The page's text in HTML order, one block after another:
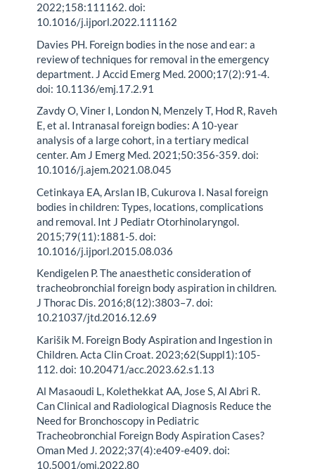
2022;158:111162. doi:
10.1016/j.ijporl.2022.111162
Davies PH. Foreign bodies in the nose and ear: a
review of techniques for removal in the emergency
department. J Accid Emerg Med. 2000;17(2):91-4.
doi: 10.1136/emj.17.2.91
Zavdy O, Viner I, London N, Menzely T, Hod R, Raveh
E, et al. Intranasal foreign bodies: A 10-year
analysis of a large cohort, in a tertiary medical
center. Am J Emerg Med. 2021;50:356-359. doi:
10.1016/j.ajem.2021.08.045
Cetinkaya EA, Arslan IB, Cukurova I. Nasal foreign
bodies in children: Types, locations, complications
and removal. Int J Pediatr Otorhinolaryngol.
2015;79(11):1881-5. doi:
10.1016/j.ijporl.2015.08.036
Kendigelen P. The anaesthetic consideration of
tracheobronchial foreign body aspiration in children.
J Thorac Dis. 2016;8(12):3803–7. doi:
10.21037/jtd.2016.12.69
Karišik M. Foreign Body Aspiration and Ingestion in
Children. Acta Clin Croat. 2023;62(Suppl1):105-
112. doi: 10.20471/acc.2023.62.s1.13
Al Masaoudi L, Kolethekkat AA, Jose S, Al Abri R.
Can Clinical and Radiological Diagnosis Reduce the
Need for Bronchoscopy in Pediatric
Tracheobronchial Foreign Body Aspiration Cases?
Oman Med J. 2022;37(4):e409-e409. doi:
10.5001/omj.2022.80